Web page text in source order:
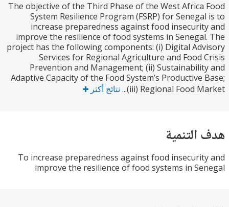
The objective of the Third Phase of the West
System Resilience Program (FSRP) for
increase preparedness against food
improve the resilience of food systems in
project has the following components: (i) Digital
Services for Regional Agriculture and Food
Prevention and Management; (ii)
Adaptive Capacity of the Food System’s Productive
(iii) Regional Food نتائج أكثر
To increase preparedness against food
improve the resilience of food systems in